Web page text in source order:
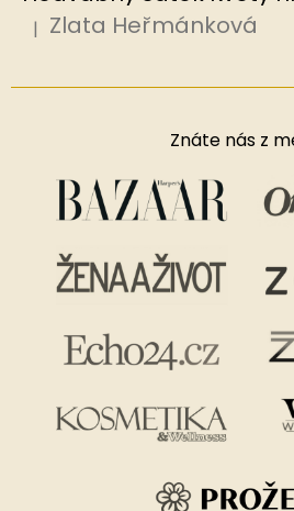
Hodnocení produktu je 5 z 5
| Zlata Heřmánková
Znáte nás z